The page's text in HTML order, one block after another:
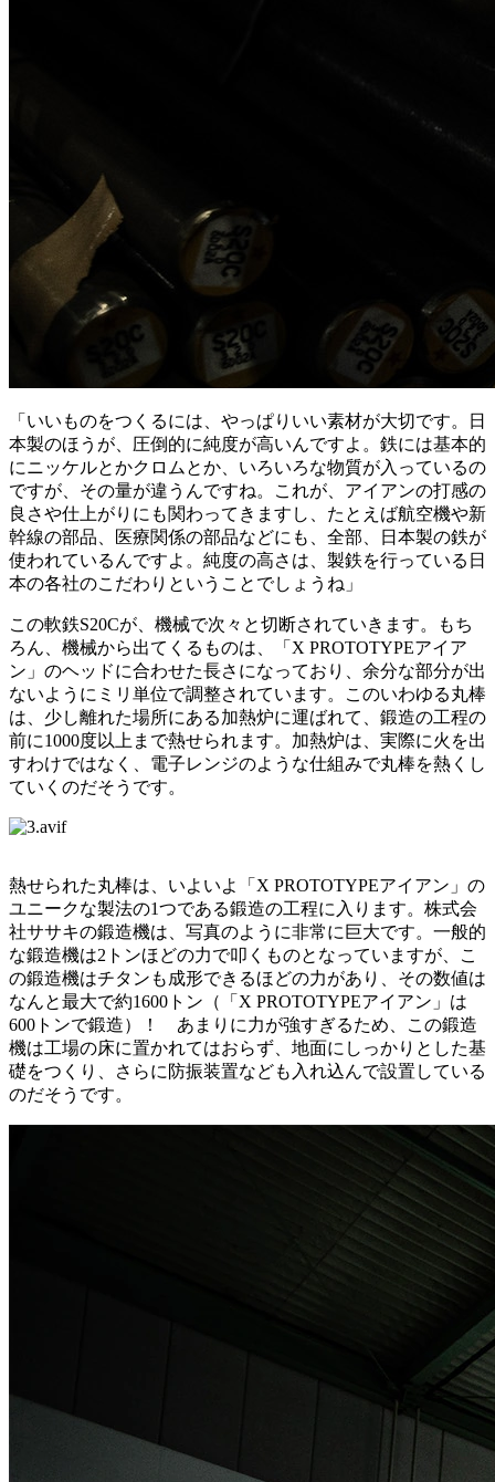
「いいものをつくるには、やっぱりいい素材が大切です。日
本製のほうが、圧倒的に純度が高いんですよ。鉄には基本的
にニッケルとかクロムとか、いろいろな物質が入っているの
ですが、その量が違うんですね。これが、アイアンの打感の
良さや仕上がりにも関わってきますし、たとえば航空機や新
幹線の部品、医療関係の部品などにも、全部、日本製の鉄が
使われているんですよ。純度の高さは、製鉄を行っている日
本の各社のこだわりということでしょうね」
この軟鉄S20Cが、機械で次々と切断されていきます。もち
ろん、機械から出てくるものは、「X PROTOTYPEアイア
ン」のヘッドに合わせた長さになっており、余分な部分が出
ないようにミリ単位で調整されています。このいわゆる丸棒
は、少し離れた場所にある加熱炉に運ばれて、鍛造の工程の
前に1000度以上まで熱せられます。加熱炉は、実際に火を出
すわけではなく、電子レンジのような仕組みで丸棒を熱くし
ていくのだそうです。
熱せられた丸棒は、いよいよ「X PROTOTYPEアイアン」の
ユニークな製法の1つである鍛造の工程に入ります。株式会
社ササキの鍛造機は、写真のように非常に巨大です。一般的
な鍛造機は2トンほどの力で叩くものとなっていますが、こ
の鍛造機はチタンも成形できるほどの力があり、その数値は
なんと最大で約1600トン（「X PROTOTYPEアイアン」は
600トンで鍛造）！ あまりに力が強すぎるため、この鍛造
機は工場の床に置かれてはおらず、地面にしっかりとした基
礎をつくり、さらに防振装置なども入れ込んで設置している
のだそうです。